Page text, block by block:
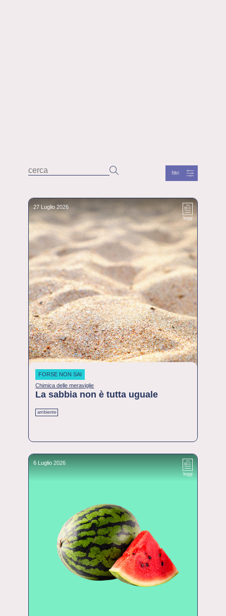
27 Luglio 2026
leggi
FORSE NON SAI
Chimica delle meraviglie
La sabbia non è tutta uguale
ambiente
6 Luglio 2026
leggi